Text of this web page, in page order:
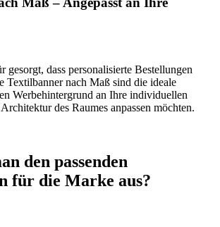
gesorgt, dass personalisierte Bestellungen
Textilbanner nach Maß sind die ideale
Werbehintergrund an Ihre individuellen
des Raumes anpassen möchten.
den passenden
für die Marke aus?